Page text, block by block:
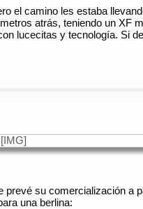
el camino les estaba
atrás, teniendo un XF
lucecitas y tecnología. Si
prevé su comercialización a
una berlina: